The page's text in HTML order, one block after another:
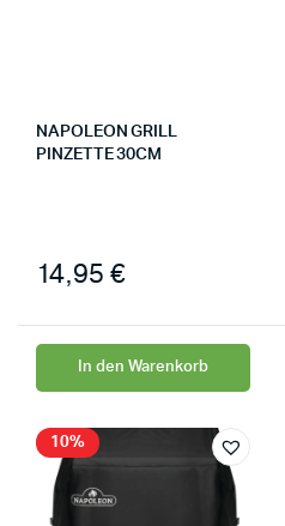
NAPOLEON GRILL
PINZETTE 30CM
14,95 €
In den Warenkorb
10%